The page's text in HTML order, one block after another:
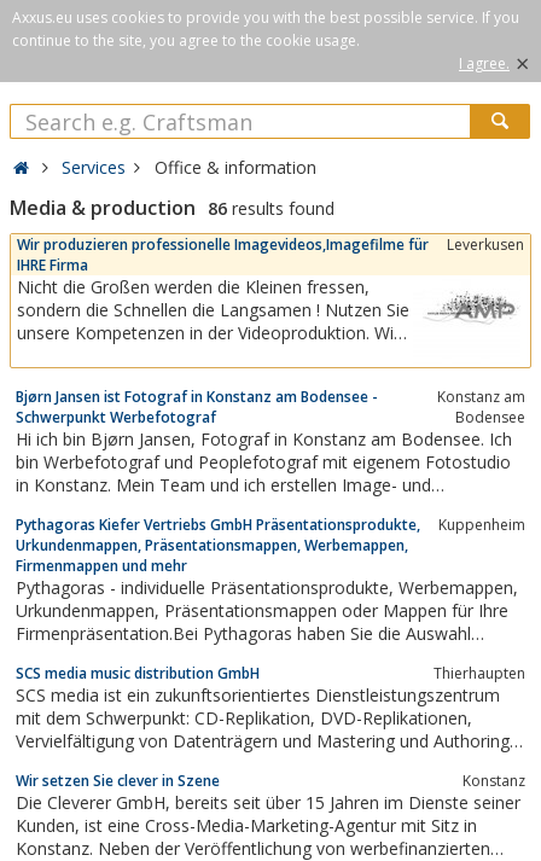
Axxus.eu uses cookies to provide you with the best possible service. If you
continue to the site, you agree to the cookie usage.
I agree. ×
Services Office & information
Media & production 86 results found
Wir produzieren professionelle Imagevideos,Imagefilme für
IHRE Firma
Leverkusen
Nicht die Großen werden die Kleinen fressen,
sondern die Schnellen die Langsamen ! Nutzen Sie
unsere Kompetenzen in der Videoproduktion. Wir
Messe- , Produkt- und Firmenpräsentationen.
Webvideos mit überzeugender
Kommunikationsqualität bei...
Bjørn Jansen ist Fotograf in Konstanz am Bodensee -
Schwerpunkt Werbefotograf
Konstanz am
Bodensee
Hi ich bin Bjørn Jansen, Fotograf in Konstanz am Bodensee. Ich
bin Werbefotograf und Peoplefotograf mit eigenem Fotostudio
in Konstanz. Mein Team und ich erstellen Image- und
internationale Firmen.Fotograf, Konstanz, Sportfotografie,
Lifestylefotografie, Fitness,...
Pythagoras Kiefer Vertriebs GmbH Präsentationsprodukte,
Urkundenmappen, Präsentationsmappen, Werbemappen,
Firmenmappen und mehr
Kuppenheim
Pythagoras - individuelle Präsentationsprodukte, Werbemappen,
Urkundenmappen, Präsentationsmappen oder Mappen für Ihre
Firmenpräsentation.Bei Pythagoras haben Sie die Auswahl
individuellen Lösung.Die Präsentationsmappen von Pythagoras
sind das ideale Produkt...
SCS media music distribution GmbH Thierhaupten
SCS media ist ein zukunftsorientiertes Dienstleistungszentrum
mit dem Schwerpunkt: CD-Replikation, DVD-Replikationen,
Vervielfältigung von Datenträgern und Mastering und Authoring.
Lagerung und Verlagsauslieferung.SCS - Das Unternehmen mit
Charakter und Philosophie.
Wir setzen Sie clever in Szene Konstanz
Die Cleverer GmbH, bereits seit über 15 Jahren im Dienste seiner
Kunden, ist eine Cross-Media-Marketing-Agentur mit Sitz in
Konstanz. Neben der Veröffentlichung von werbefinanzierten